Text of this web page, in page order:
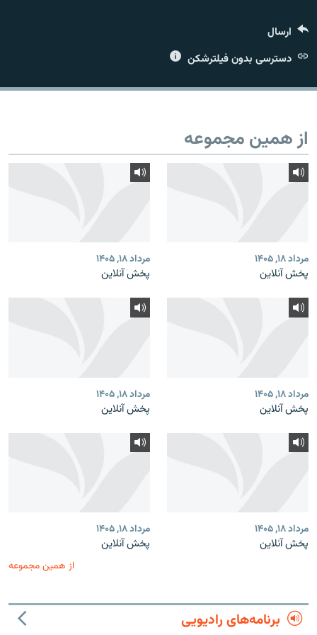
زبان‌های دیگر
ارسال
دسترسی بدون فیلترشکن
از همین مجموعه
مرداد ۱۸, ۱۴۰۵
پخش آنلاین
مرداد ۱۸, ۱۴۰۵
پخش آنلاین
مرداد ۱۸, ۱۴۰۵
پخش آنلاین
مرداد ۱۸, ۱۴۰۵
پخش آنلاین
مرداد ۱۸, ۱۴۰۵
پخش آنلاین
مرداد ۱۸, ۱۴۰۵
پخش آنلاین
از همین مجموعه
برنامه‌های رادیویی